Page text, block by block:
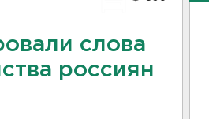
слова
россиян